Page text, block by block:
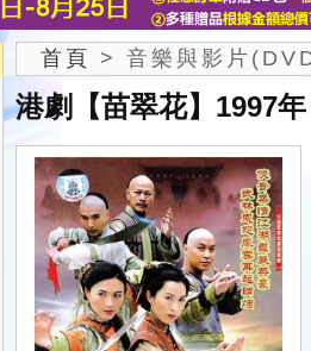
首頁 > 音樂與影片
港劇【苗翠花】1997年